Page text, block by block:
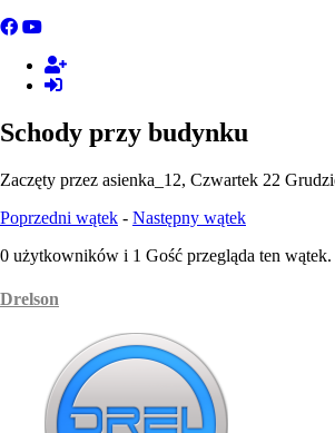
Schody przy budynku
Zaczęty przez asienka_12, Czwartek 22
Poprzedni wątek - Następny wątek
0 użytkowników i 1 Gość przegląda ten wątek.
Drelson